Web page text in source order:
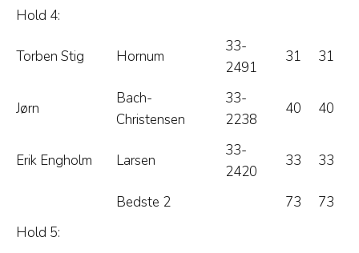
Hold 4:
Torben Stig Hornum
33-
2491
31 31
Jørn
Bach-
Christensen
33-
2238
40 40
Erik Engholm Larsen
33-
2420
33 33
Bedste 2 73
73
Hold 5: